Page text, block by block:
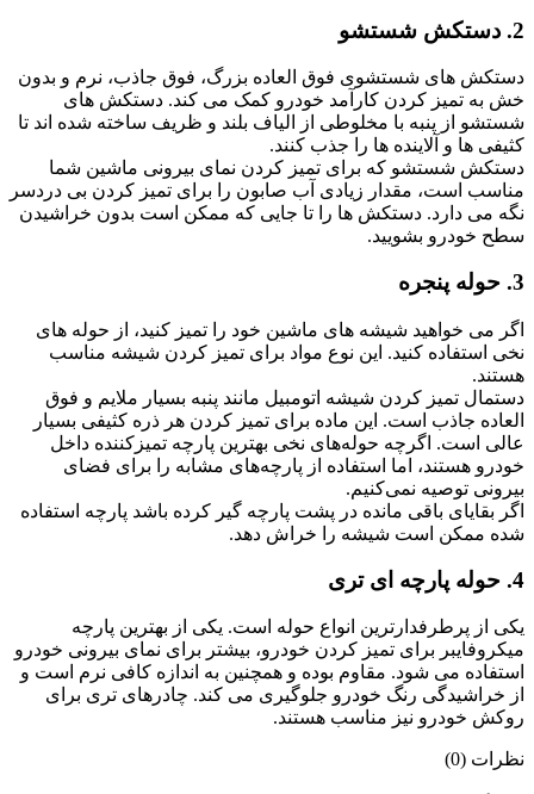
2. دستکش شستشو
دستکش های شستشوی فوق العاده بزرگ، فوق جاذب، نرم و بدون
خش به تمیز کردن کارآمد خودرو کمک می کند. دستکش های
شستشو از پنبه با مخلوطی از الیاف بلند و ظریف ساخته شده اند تا
کثیفی ها و آلاینده ها را جذب کنند.
دستکش شستشو که برای تمیز کردن نمای بیرونی ماشین شما
مناسب است، مقدار زیادی آب صابون را برای تمیز کردن بی دردسر
نگه می دارد. دستکش ها را تا جایی که ممکن است بدون خراشیدن
سطح خودرو بشویید.
3. حوله پنجره
اگر می خواهید شیشه های ماشین خود را تمیز کنید، از حوله های
نخی استفاده کنید. این نوع مواد برای تمیز کردن شیشه مناسب
هستند.
دستمال تمیز کردن شیشه اتومبیل مانند پنبه بسیار ملایم و فوق
العاده جاذب است. این ماده برای تمیز کردن هر ذره کثیفی بسیار
عالی است. اگرچه حوله‌های نخی بهترین پارچه تمیزکننده داخل
خودرو هستند، اما استفاده از پارچه‌های مشابه را برای فضای
بیرونی توصیه نمی‌کنیم.
اگر بقایای باقی مانده در پشت پارچه گیر کرده باشد پارچه استفاده
شده ممکن است شیشه را خراش دهد.
4. حوله پارچه ای تری
یکی از پرطرفدارترین انواع حوله است. یکی از بهترین پارچه
میکروفایبر برای تمیز کردن خودرو، بیشتر برای نمای بیرونی خودرو
استفاده می شود. مقاوم بوده و همچنین به اندازه کافی نرم است و
از خراشیدگی رنگ خودرو جلوگیری می کند. چادرهای تری برای
روکش خودرو نیز مناسب هستند.
نظرات (0)